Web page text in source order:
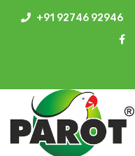
+91 92746 92946